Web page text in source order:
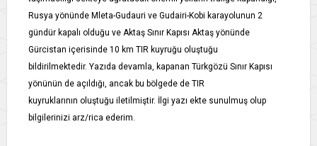
Rusya yönünde Mleta-Gudauri ve Gudairi-Kobi karayolunun 2
gündür kapalı olduğu ve Aktaş Sınır Kapısı Aktaş yönünde
Gürcistan içerisinde 10 km TIR kuyruğu oluştuğu
bildirilmektedir. Yazıda devamla, kapanan Türkgözü Sınır Kapısı
yönünün de açıldığı, ancak bu bölgede de TIR
kuyruklarının oluştuğu iletilmiştir. İlgi yazı ekte sunulmuş olup
bilgilerinizi arz/rica ederim.